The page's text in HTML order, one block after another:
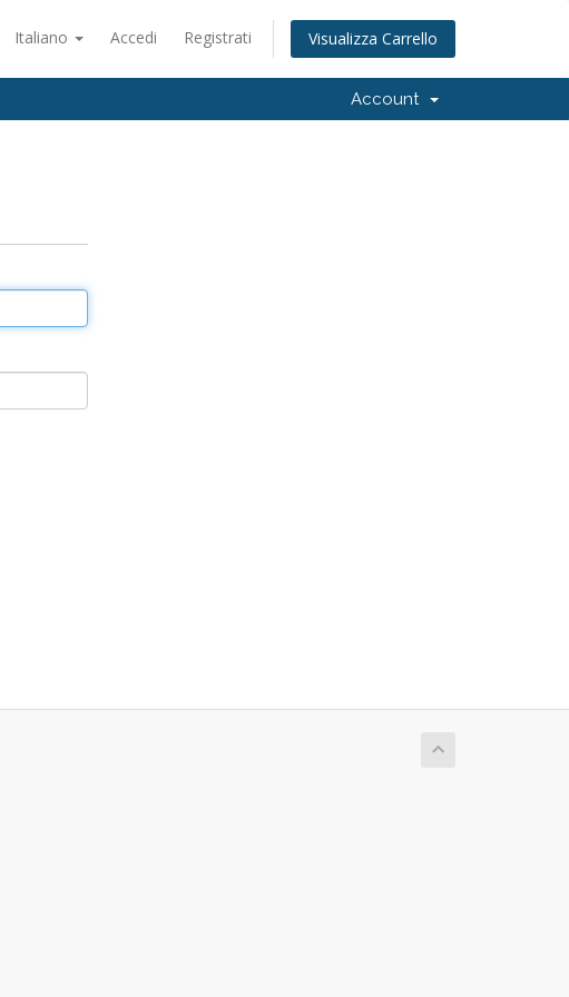
Italiano Accedi Registrati Visualizza Carrello
Account